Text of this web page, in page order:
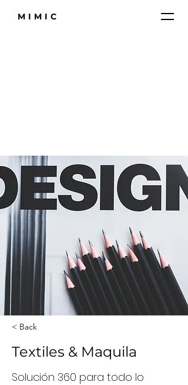
MIMIC
< Back
Textiles & Maquila
Solución 360 para todo lo